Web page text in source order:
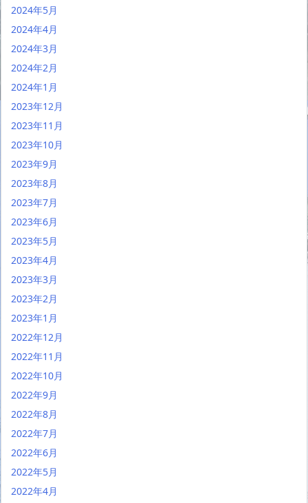
2024年5月
2024年4月
2024年3月
2024年2月
2024年1月
2023年12月
2023年11月
2023年10月
2023年9月
2023年8月
2023年7月
2023年6月
2023年5月
2023年4月
2023年3月
2023年2月
2023年1月
2022年12月
2022年11月
2022年10月
2022年9月
2022年8月
2022年7月
2022年6月
2022年5月
2022年4月